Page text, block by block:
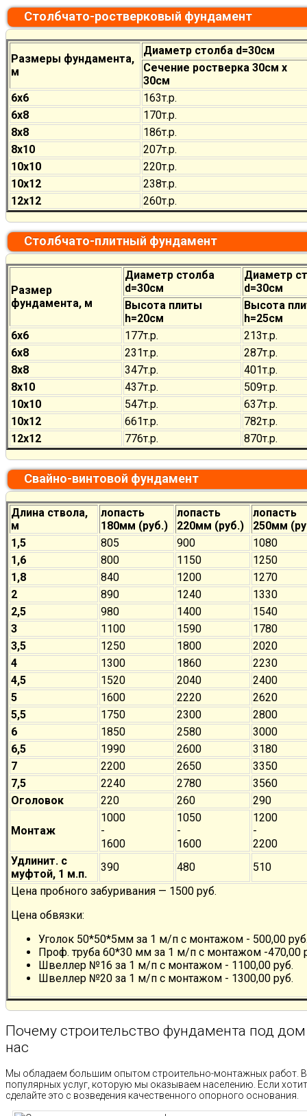
Столбчато-ростверковый фундамент
Размеры фундамента,
м
Диаметр столба d=30см
Сечение ростверка 30см х
30см
6х6
163т.р.
6х8
170т.р.
8х8
186т.р.
8х10
207т.р.
10х10
220т.р.
10х12
238т.р.
12х12
260т.р.
Столбчато-плитный фундамент
Размер
фундамента, м
Диаметр столба
d=30см
Диаметр
d=30см
Высота плиты
h=20см
Высота
h=25см
6х6
177т.р. 213т.р.
6х8
231т.р. 287т.р.
8х8
347т.р. 401т.р.
8х10
437т.р. 509т.р.
10х10
547т.р. 637т.р.
10х12
661т.р. 782т.р.
12х12
776т.р. 870т.р.
Свайно-винтовой фундамент
Длина ствола,
м
лопасть
180мм (руб.)
лопасть
220мм (руб.)
лопасть
250мм
1,5
805 900
1080
1,6
800 1150
1250
1,8
840 1200
1270
2
890 1240
1330
2,5
980 1400
1540
3
1100 1590
1780
3,5
1250 1800
2020
4
1300 1860
2230
4,5
1520 2040
2400
5
1600 2220
2620
5,5
1750 2300
2800
6
1850 2580
3000
6,5
1990 2600
3180
7
2200 2650
3350
7,5
2240 2780
3560
Оголовок
220 260 290
Монтаж
1000
-
1600
1050
-
1600
1200
-
2200
Удлинит. с
муфтой, 1 м.п.
390 480
510
Цена пробного забуривания — 1500 руб.
Цена обвязки:
Уголок 50*50*5мм за 1 м/п с монтажом - 500,00
Проф. труба 60*30 мм за 1 м/п с монтажом -470,00
Швеллер №16 за 1 м/п с монтажом - 1100,00 руб.
Швеллер №20 за 1 м/п с монтажом - 1300,00 руб.
Почему строительство фундамента под дом
нас
Мы обладаем большим опытом строительно-монтажных работ.
популярных услуг, которую мы оказываем населению. Если
сделайте это с возведения качественного опорного основания.